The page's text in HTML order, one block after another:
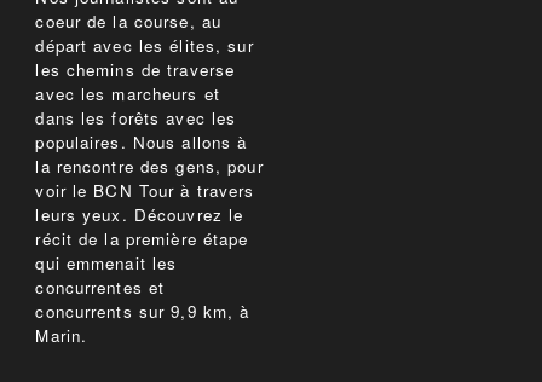
coeur de la course, au
départ avec les élites, sur
les chemins de traverse
avec les marcheurs et
dans les forêts avec les
populaires. Nous allons à
la rencontre des gens, pour
voir le BCN Tour à travers
leurs yeux. Découvrez le
récit de la première étape
qui emmenait les
concurrentes et
concurrents sur 9,9 km, à
Marin.